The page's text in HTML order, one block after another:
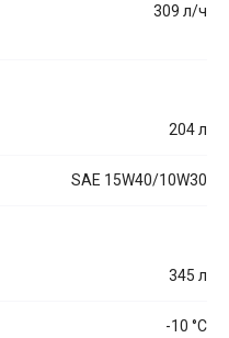
309 л/ч
204 л
SAE 15W40/10W30
345 л
-10 °С